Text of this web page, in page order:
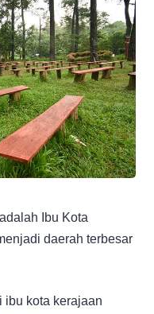
Ibu Kota
daerah terbesar
ibu kota kerajaan